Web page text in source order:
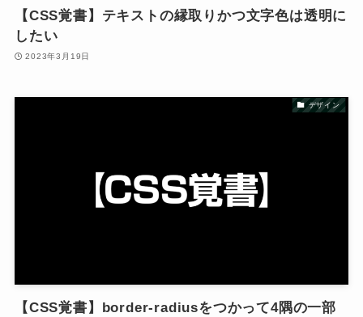
【CSS覚書】テキストの縁取りかつ文字色は透明に
したい
2023年3月19日
デザイン
【CSS覚書】border-radiusをつかって4隅の一部